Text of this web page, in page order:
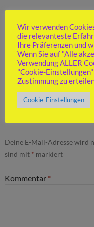
DVM25:
Leipzig-Lindenau
NÄCHSTER BEITRAG
DVM Tag 3: Eine
Deine E-Mail-Adresse wird
sind mit * markiert
Kommentar *
Wir verwenden
die relevanteste
Ihre Präferenzen und
Wenn Sie auf "Alle
Verwendung ALLER
"Cookie-
Zustimmung zu
Cookie-Einstellungen